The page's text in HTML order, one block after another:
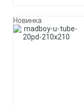
Новинка